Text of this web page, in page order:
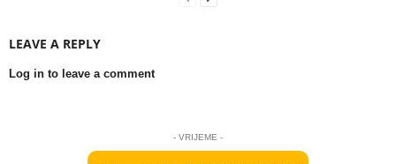
LEAVE A REPLY
Log in to leave a comment
- VRIJEME -